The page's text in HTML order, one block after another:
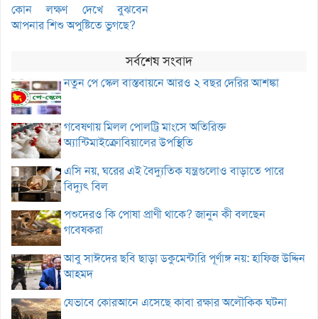
কোন লক্ষণ দেখে বুঝবেন
আপনার শিশু অপুষ্টিতে ভুগছে?
সর্বশেষ সংবাদ
নতুন পে স্কেল বাস্তবায়নে আরও ২ বছর দেরির আশঙ্কা
গবেষণায় মিলল পোলট্রি মাংসে অতিরিক্ত
অ্যান্টিমাইক্রোবিয়ালের উপস্থিতি
এসি নয়, ঘরের এই বৈদ্যুতিক যন্ত্রগুলোও বাড়াতে পারে
বিদ্যুৎ বিল
পশুদেরও কি পোষা প্রাণী থাকে? জানুন কী বলছেন
গবেষকরা
আবু সাঈদের ছবি ছাড়া ডকুমেন্টারি পূর্ণাঙ্গ নয়: হাফিজ উদ্দিন
আহমদ
যেভাবে কোরআনে এসেছে কাবা রক্ষার অলৌকিক ঘটনা